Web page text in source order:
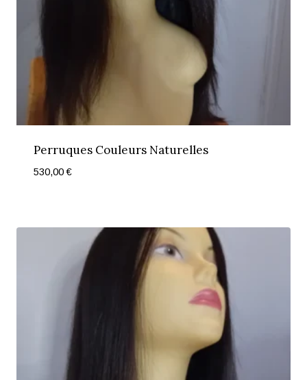
Perruques Couleurs Naturelles
530,00€